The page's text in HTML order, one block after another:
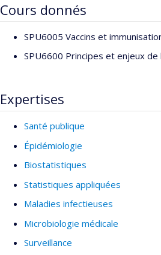
Cours donnés
SPU6005 Vaccins et
SPU6600 Principes et enjeux de
Expertises
Santé publique
Épidémiologie
Biostatistiques
Statistiques appliquées
Maladies infectieuses
Microbiologie médicale
Surveillance